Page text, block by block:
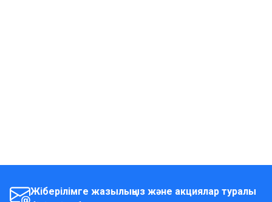
Жіберілімге жазылыңыз және акциялар туралы